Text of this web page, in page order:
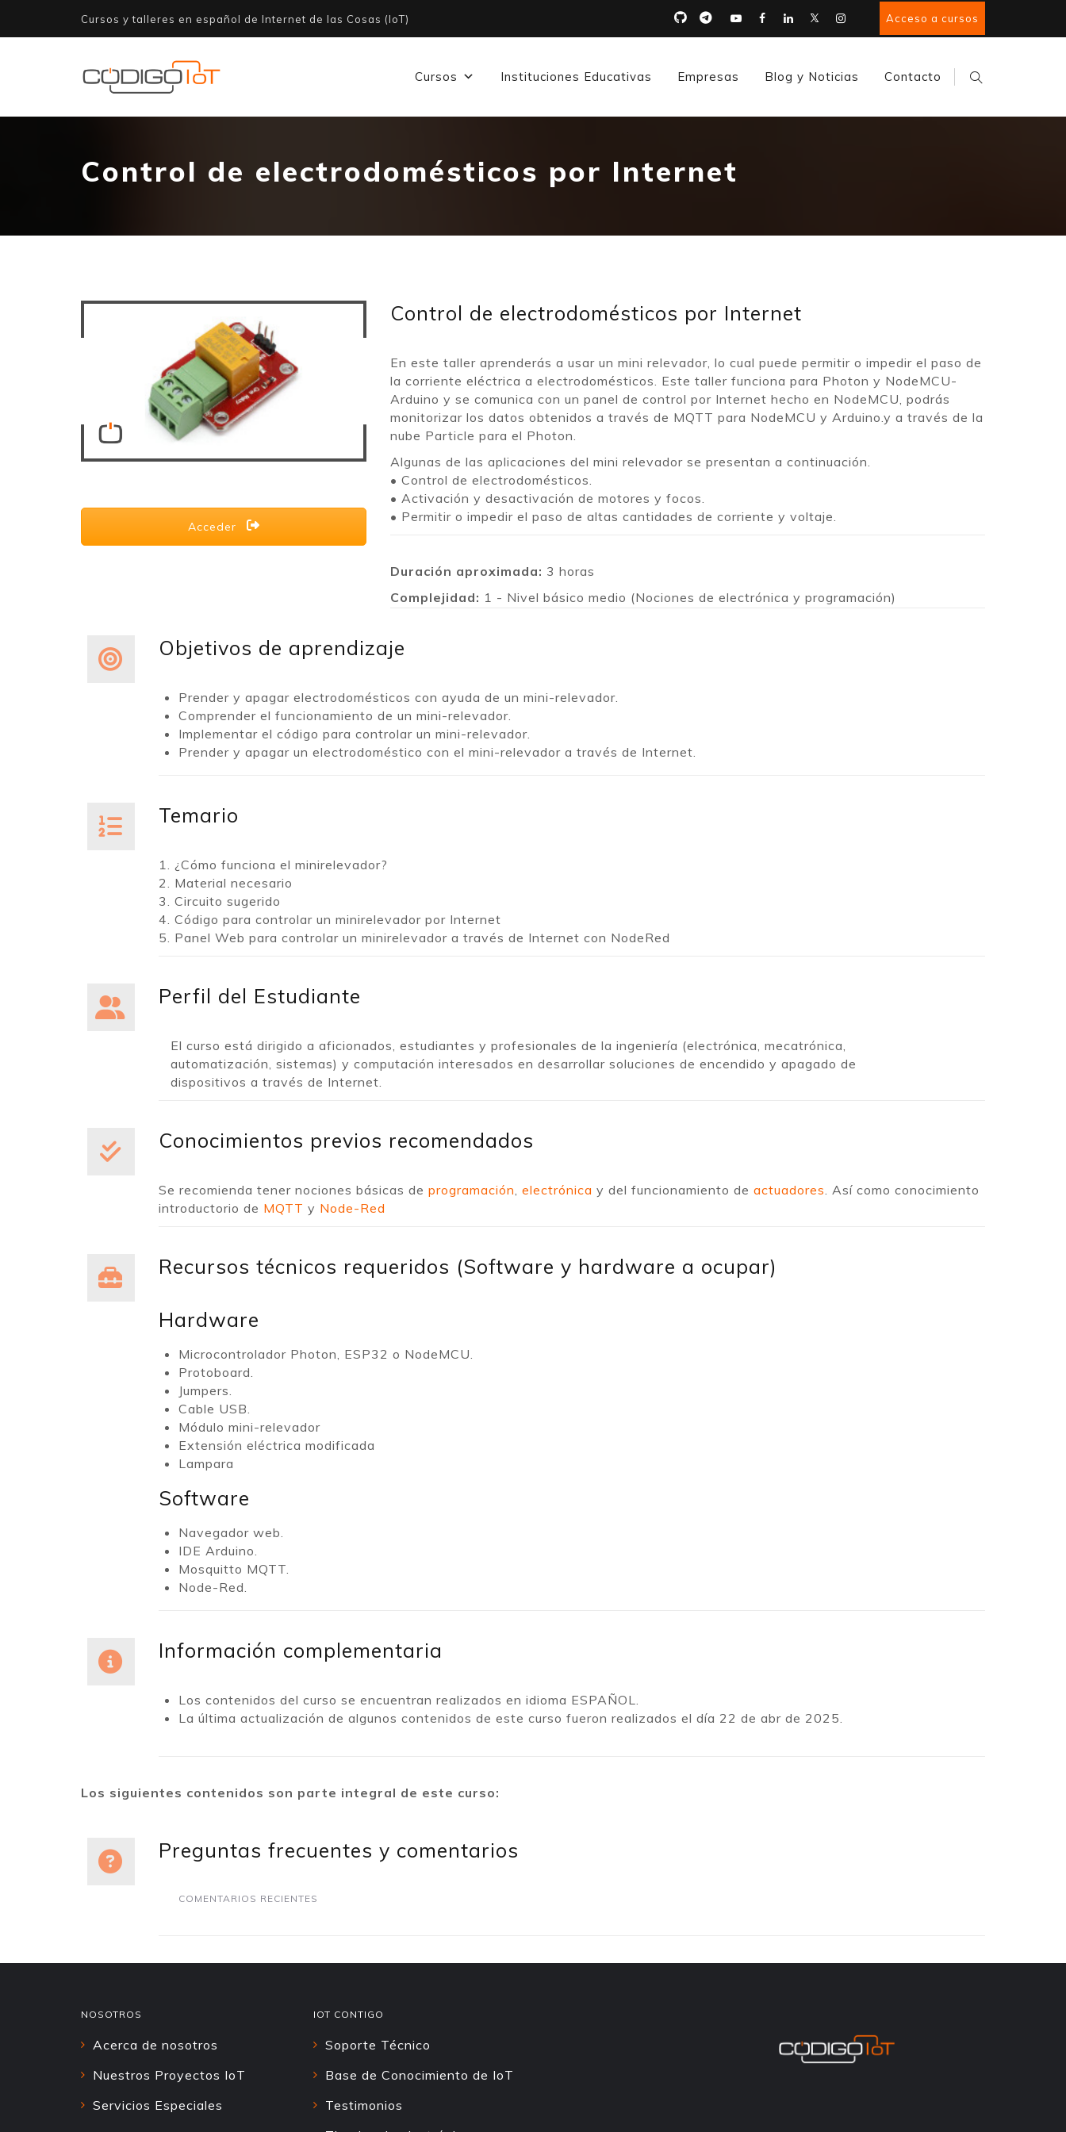
Cursos y talleres en español de Internet de las Cosas (IoT) Acceso a cursos
Cursos Instituciones Educativas Empresas Blog y Noticias Contacto
Control de electrodomésticos por Internet
Acceder
Control de electrodomésticos por Internet
En este taller aprenderás a usar un mini relevador, lo cual puede permitir o impedir el paso de
la corriente eléctrica a electrodomésticos. Este taller funciona para Photon y NodeMCU-
Arduino y se comunica con un panel de control por Internet hecho en NodeMCU, podrás
monitorizar los datos obtenidos a través de MQTT para NodeMCU y Arduino.y a través de la
nube Particle para el Photon.
Algunas de las aplicaciones del mini relevador se presentan a continuación.
• Control de electrodomésticos.
• Activación y desactivación de motores y focos.
• Permitir o impedir el paso de altas cantidades de corriente y voltaje.
Duración aproximada: 3 horas
Complejidad: 1 - Nivel básico medio (Nociones de electrónica y programación)
Objetivos de aprendizaje
Prender y apagar electrodomésticos con ayuda de un mini-relevador.
Comprender el funcionamiento de un mini-relevador.
Implementar el código para controlar un mini-relevador.
Prender y apagar un electrodoméstico con el mini-relevador a través de Internet.
Temario
1. ¿Cómo funciona el minirelevador?
2. Material necesario
3. Circuito sugerido
4. Código para controlar un minirelevador por Internet
5. Panel Web para controlar un minirelevador a través de Internet con NodeRed
Perfil del Estudiante
El curso está dirigido a aficionados, estudiantes y profesionales de la ingeniería (electrónica, mecatrónica,
automatización, sistemas) y computación interesados en desarrollar soluciones de encendido y apagado de
dispositivos a través de Internet.
Conocimientos previos recomendados
Se recomienda tener nociones básicas de programación, electrónica y del funcionamiento de actuadores. Así como conocimiento
introductorio de MQTT y Node-Red
Recursos técnicos requeridos (Software y hardware a ocupar)
Hardware
Microcontrolador Photon, ESP32 o NodeMCU.
Protoboard.
Jumpers.
Cable USB.
Módulo mini-relevador
Extensión eléctrica modificada
Lampara
Software
Navegador web.
IDE Arduino.
Mosquitto MQTT.
Node-Red.
Información complementaria
Los contenidos del curso se encuentran realizados en idioma ESPAÑOL.
La última actualización de algunos contenidos de este curso fueron realizados el día 22 de abr de 2025.
Los siguientes contenidos son parte integral de este curso:
Preguntas frecuentes y comentarios
COMENTARIOS RECIENTES
NOSOTROS
Acerca de nosotros
Nuestros Proyectos IoT
Servicios Especiales
IOT CONTIGO
Soporte Técnico
Base de Conocimiento de IoT
Testimonios